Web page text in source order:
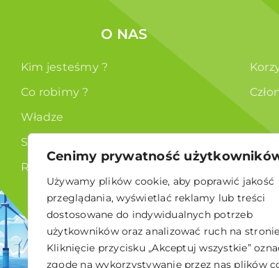
Cenimy prywatność
Używamy plików cookie, aby poprawić jakość
przeglądania, wyświetlać reklamy lub treści
dostosowane do indywidualnych potrzeb
użytkowników oraz analizować ruch na
Kliknięcie przycisku „Akceptuj wszystkie”
zgodę na wykorzystywanie przez nas plików
O NAS
Kim jesteśmy ?
Co robimy ?
Władze
Statut
RODO
© 2026 Polskie Stowarzyszenie Energetyki Wiatrowej